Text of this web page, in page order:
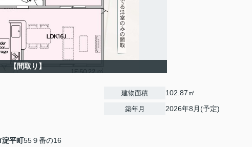
【間取り】
淀平町55９番の16
建物面積 102.87㎡
築年月 2026年8月(予定)